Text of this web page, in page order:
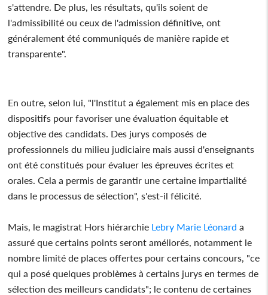
s'attendre. De plus, les résultats, qu'ils soient de
l'admissibilité ou ceux de l'admission définitive, ont
généralement été communiqués de manière rapide et
transparente".
En outre, selon lui, "l'Institut a également mis en place des
dispositifs pour favoriser une évaluation équitable et
objective des candidats. Des jurys composés de
professionnels du milieu judiciaire mais aussi d'enseignants
ont été constitués pour évaluer les épreuves écrites et
orales. Cela a permis de garantir une certaine impartialité
dans le processus de sélection", s'est-il félicité.
Mais, le magistrat Hors hiérarchie Lebry Marie Léonard a
assuré que certains points seront améliorés, notamment le
nombre limité de places offertes pour certains concours, "ce
qui a posé quelques problèmes à certains jurys en termes de
sélection des meilleurs candidats"; le contenu de certaines